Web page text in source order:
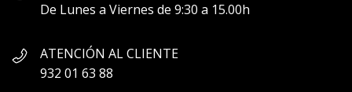
De Lunes a Viernes de 9:30 a 15.00h
ATENCIÓN AL CLIENTE
932 01 63 88